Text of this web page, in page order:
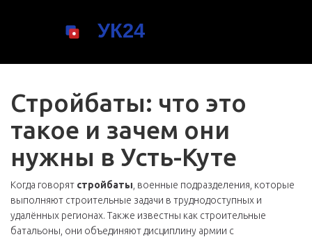
Стройбаты: что это
такое и зачем они
нужны в Усть-Куте
Когда говорят стройбаты военные подразделения, которые
выполняют строительные задачи в труднодоступных и
удалённых регионах. Также известны как строительные
батальоны , они объединяют дисциплину армии с